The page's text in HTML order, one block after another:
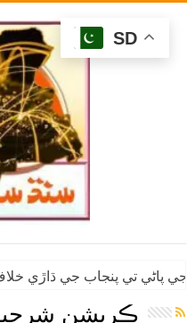
پاڻي تي پنجاب جي ڌاڙي
ڪرپشن
SD